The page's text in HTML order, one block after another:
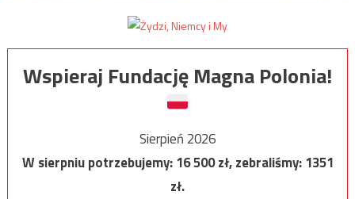
Wspieraj Fundację Magna Polonia!
Sierpień 2026
W sierpniu potrzebujemy:16 500zł, zebraliśmy:1351
zł.